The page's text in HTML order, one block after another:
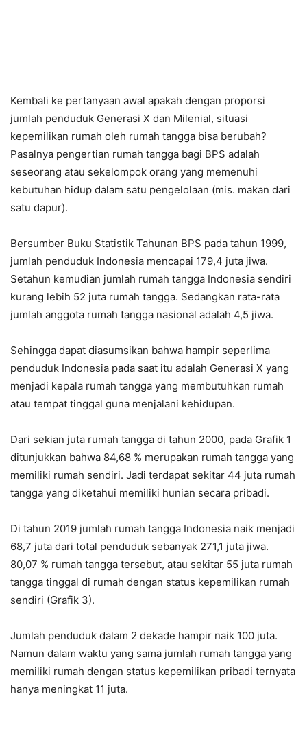
Kembali ke pertanyaan awal apakah dengan proporsi
jumlah penduduk Generasi X dan Milenial, situasi
kepemilikan rumah oleh rumah tangga bisa berubah?
Pasalnya pengertian rumah tangga bagi BPS adalah
seseorang atau sekelompok orang yang memenuhi
kebutuhan hidup dalam satu pengelolaan (mis. makan dari
satu dapur).
Bersumber Buku Statistik Tahunan BPS pada tahun 1999,
jumlah penduduk Indonesia mencapai 179,4 juta jiwa.
Setahun kemudian jumlah rumah tangga Indonesia sendiri
kurang lebih 52 juta rumah tangga. Sedangkan rata-rata
jumlah anggota rumah tangga nasional adalah 4,5 jiwa.
Sehingga dapat diasumsikan bahwa hampir seperlima
penduduk Indonesia pada saat itu adalah Generasi X yang
menjadi kepala rumah tangga yang membutuhkan rumah
atau tempat tinggal guna menjalani kehidupan.
Dari sekian juta rumah tangga di tahun 2000, pada Grafik 1
ditunjukkan bahwa 84,68 % merupakan rumah tangga yang
memiliki rumah sendiri. Jadi terdapat sekitar 44 juta rumah
tangga yang diketahui memiliki hunian secara pribadi.
Di tahun 2019 jumlah rumah tangga Indonesia naik menjadi
68,7 juta dari total penduduk sebanyak 271,1 juta jiwa.
80,07 % rumah tangga tersebut, atau sekitar 55 juta rumah
tangga tinggal di rumah dengan status kepemilikan rumah
sendiri (Grafik 3).
Jumlah penduduk dalam 2 dekade hampir naik 100 juta.
Namun dalam waktu yang sama jumlah rumah tangga yang
memiliki rumah dengan status kepemilikan pribadi ternyata
hanya meningkat 11 juta.